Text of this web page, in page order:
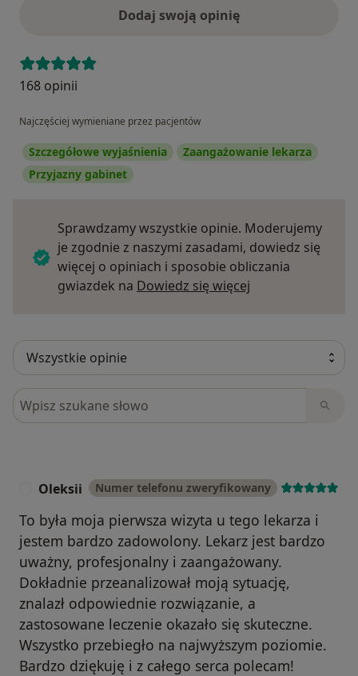
Dodaj swoją opinię
168 opinii
Najczęściej wymieniane przez pacjentów
Szczegółowe wyjaśnienia
Zaangażowanie lekarza
Przyjazny gabinet
Sprawdzamy wszystkie opinie. Moderujemy
je zgodnie z naszymi zasadami, dowiedz się
więcej o opiniach i sposobie obliczania
gwiazdek na Dowiedz się więcej
Szukaj w opiniach
Oleksii Numer telefonu zweryfikowany
To była moja pierwsza wizyta u tego lekarza i
jestem bardzo zadowolony. Lekarz jest bardzo
uważny, profesjonalny i zaangażowany.
Dokładnie przeanalizował moją sytuację,
znalazł odpowiednie rozwiązanie, a
zastosowane leczenie okazało się skuteczne.
Wszystko przebiegło na najwyższym poziomie.
Bardzo dziękuję i z całego serca polecam!